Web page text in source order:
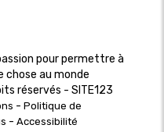
pour permettre à
chose au monde
réservés - SITE123
- Politique de
- Accessibilité